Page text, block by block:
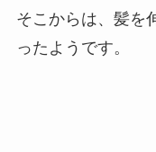
そこからは、髪を
ったようです。